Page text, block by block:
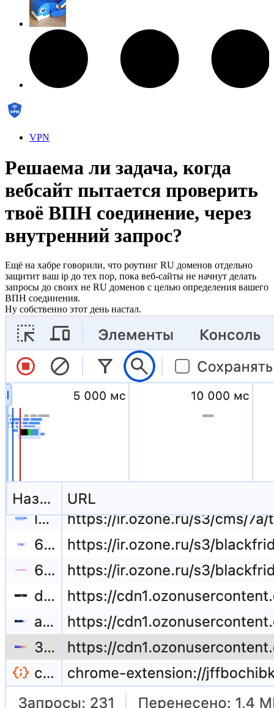
VPN
Решаема ли задача, когда
вебсайт пытается проверить
твоё ВПН соединение, через
внутренний запрос?
Ещё на хабре говорили, что роутинг RU доменов отдельно
защитит ваш ip до тех пор, пока веб-сайты не начнут делать
запросы до своих не RU доменов с целью определения вашего
ВПН соединения.
Ну собственно этот день настал.